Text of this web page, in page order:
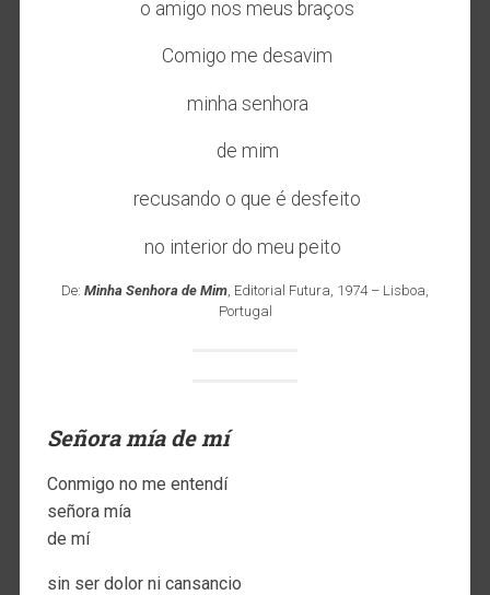
o amigo nos meus braços
Comigo me desavim
minha senhora
de mim
recusando o que é desfeito
no interior do meu peito
De: Minha Senhora de Mim, Editorial Futura, 1974 – Lisboa,
Portugal
Señora mía de mí
Conmigo no me entendí
señora mía
de mí
sin ser dolor ni cansancio